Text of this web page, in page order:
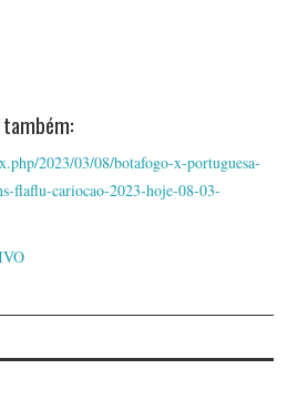
também:
2023/03/08/botafogo-x-portuguesa-
flaflu-cariocao-2023-hoje-08-03-